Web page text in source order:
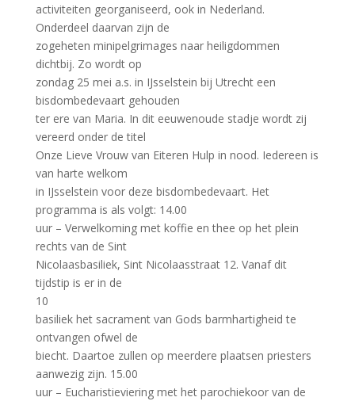
activiteiten georganiseerd, ook in Nederland.
Onderdeel daarvan zijn de
zogeheten minipelgrimages naar heiligdommen
dichtbij. Zo wordt op
zondag 25 mei a.s. in IJsselstein bij Utrecht een
bisdombedevaart gehouden
ter ere van Maria. In dit eeuwenoude stadje wordt zij
vereerd onder de titel
Onze Lieve Vrouw van Eiteren Hulp in nood. Iedereen is
van harte welkom
in IJsselstein voor deze bisdombedevaart. Het
programma is als volgt: 14.00
uur – Verwelkoming met koffie en thee op het plein
rechts van de Sint
Nicolaasbasiliek, Sint Nicolaasstraat 12. Vanaf dit
tijdstip is er in de
10
basiliek het sacrament van Gods barmhartigheid te
ontvangen ofwel de
biecht. Daartoe zullen op meerdere plaatsen priesters
aanwezig zijn. 15.00
uur – Eucharistieviering met het parochiekoor van de